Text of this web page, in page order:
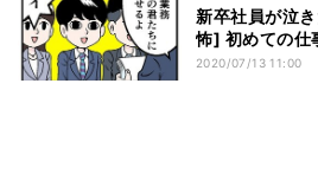
新卒社員が泣
怖] 初めての
2020/07/13 11:00